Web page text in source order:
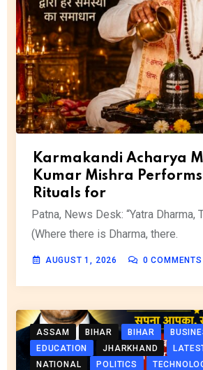
Karmakandi Acharya
Kumar Mishra Performs
Rituals for
Patna, News Desk: “Yatra Dharma,
(Where there is Dharma, there.
AUGUST 1, 2026 0 COMMENTS
ASSAM BIHAR BIHAR
EDUCATION
JHARKHAND
NATIONAL
POLITICS